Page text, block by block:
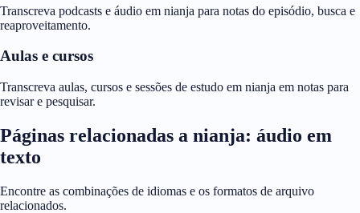
Transcreva podcasts e áudio em nianja para notas do episódio, busca e
reaproveitamento.
Aulas e cursos
Transcreva aulas, cursos e sessões de estudo em nianja em notas para
revisar e pesquisar.
Páginas relacionadas a nianja: áudio em
texto
Encontre as combinações de idiomas e os formatos de arquivo
relacionados.